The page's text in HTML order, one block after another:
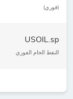
(فوري)
USOIL.sp
النفط الخام الفوري